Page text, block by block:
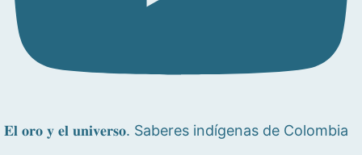
𝐄𝐥 𝐨𝐫𝐨 𝐲 𝐞𝐥 𝐮𝐧𝐢𝐯𝐞𝐫𝐬𝐨. Saberes indígenas de Colombia